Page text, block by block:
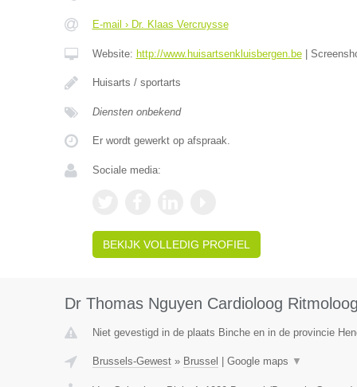
E-mail › Dr. Klaas Vercruysse
Website: http://www.huisartsenkluisbergen.be|
Huisarts / sportarts
Diensten onbekend
Er wordt gewerkt op afspraak.
Sociale media:
BEKIJK VOLLEDIG PROFIEL
Dr Thomas Nguyen Cardioloog Ritmoloog
Niet gevestigd in de plaats Binche en in de provincie
Brussels-Gewest» Brussel Google maps ▼